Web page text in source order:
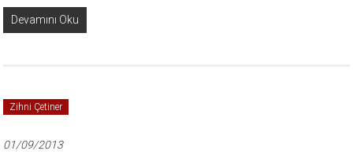
Devamını Oku
Zihni Çetiner
01/09/2013